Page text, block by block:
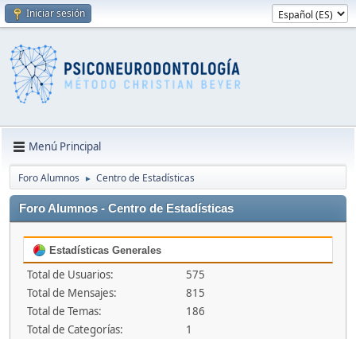
Iniciar sesión
Menú Principal
Foro Alumnos ► Centro de Estadísticas
Foro Alumnos - Centro de Estadísticas
Estadísticas Generales
Total de Usuarios:
575
Total de Mensajes:
815
Total de Temas:
186
Total de Categorías:
1